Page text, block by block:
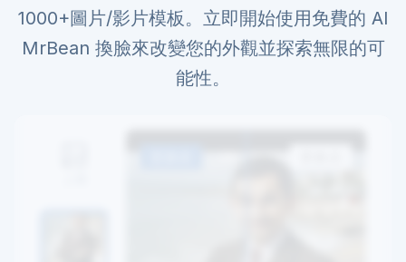
1000+圖片/影片模板。立即開始使用免費的 AI
MrBean 換臉來改變您的外觀並探索無限的可
能性。